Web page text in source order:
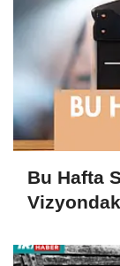
Bu Hafta